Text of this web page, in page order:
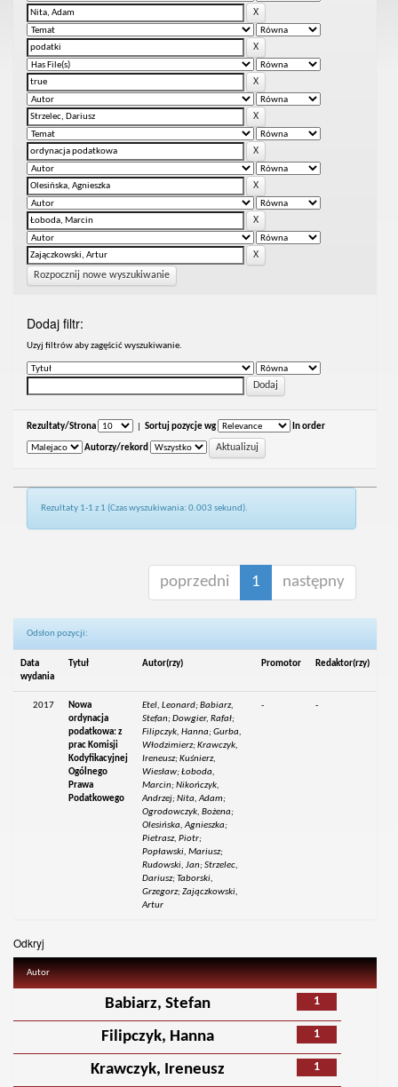
Rozpocznij nowe wyszukiwanie
Dodaj filtr:
Uzyj filtrów aby zagęścić wyszukiwanie.
Rezultaty/Strona Sortuj pozycje wg In order
Autorzy/rekord
Rezultaty 1-1 z 1 (Czas wyszukiwania: 0.003 sekund).
poprzedni 1 następny
Odsłon pozycji:
Data
wydania
Tytuł Autor(rzy) Promotor Redaktor(rzy)
2017
Nowa
ordynacja
podatkowa: z
prac Komisji
Kodyfikacyjnej
Ogólnego
Prawa
Podatkowego
Etel, Leonard; Babiarz,
Stefan; Dowgier, Rafał;
Filipczyk, Hanna; Gurba,
Włodzimierz; Krawczyk,
Ireneusz; Kuśnierz,
Wiesław; Łoboda,
Marcin; Nikończyk,
Andrzej; Nita, Adam;
Ogrodowczyk, Bożena;
Olesińska, Agnieszka;
Pietrasz, Piotr;
Popławski, Mariusz;
Rudowski, Jan; Strzelec,
Dariusz; Taborski,
Grzegorz; Zajączkowski,
Artur
- -
Odkryj
Autor
1
Babiarz, Stefan
1
Filipczyk, Hanna
1
Krawczyk, Ireneusz